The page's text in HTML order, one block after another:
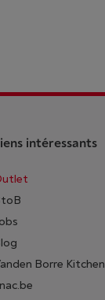
intéressants
Borre Kitchen